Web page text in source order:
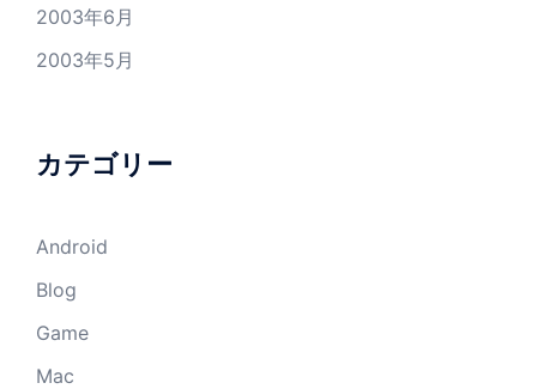
2003年6月
2003年5月
カテゴリー
Android
Blog
Game
Mac